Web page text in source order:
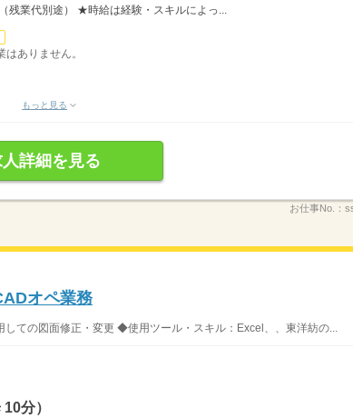
残業代別途） ★時給は経験・スキルによっ...
ありません。
もっと見る
詳細を見る
お仕事No.：
オペ業務
ての図面修正・変更 ◆使用ツール・スキル：Excel、、東洋紡の...
分）